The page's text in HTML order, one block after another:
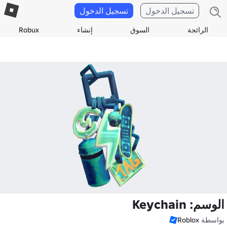
الرائجة السوق إنشاء Robux
تسجيل الدخول تسجيل الدخول
الوسم: Keychain
بواسطة Roblox